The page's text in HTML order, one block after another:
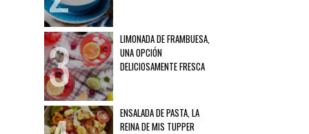
LIMONADA DE FRAMBUESA,
UNA OPCIÓN
DELICIOSAMENTE FRESCA
ENSALADA DE PASTA, LA
REINA DE MIS TUPPER